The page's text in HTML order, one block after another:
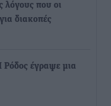
λόγους που οι
διακοπές
Ρόδος έγραψε μια